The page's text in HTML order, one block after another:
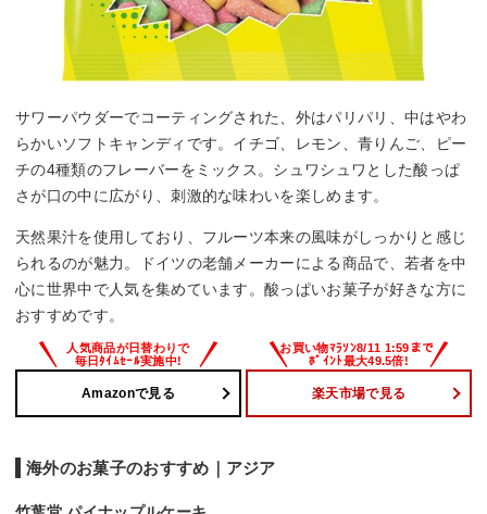
サワーパウダーでコーティングされた、外はパリパリ、中はやわ
らかいソフトキャンディです。イチゴ、レモン、青りんご、ピー
チの4種類のフレーバーをミックス。シュワシュワとした酸っぱ
さが口の中に広がり、刺激的な味わいを楽しめます。
天然果汁を使用しており、フルーツ本来の風味がしっかりと感じ
られるのが魅力。ドイツの老舗メーカーによる商品で、若者を中
心に世界中で人気を集めています。酸っぱいお菓子が好きな方に
おすすめです。
Amazonで見る 楽天市場で見る
海外のお菓子のおすすめ｜アジア